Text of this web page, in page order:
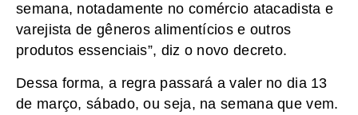
semana, notadamente no comércio atacadista e
varejista de gêneros alimentícios e outros
produtos essenciais”, diz o novo decreto.
Dessa forma, a regra passará a valer no dia 13
de março, sábado, ou seja, na semana que vem.